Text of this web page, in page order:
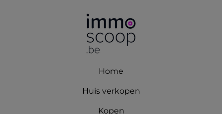
Home
Huis verkopen
Kopen